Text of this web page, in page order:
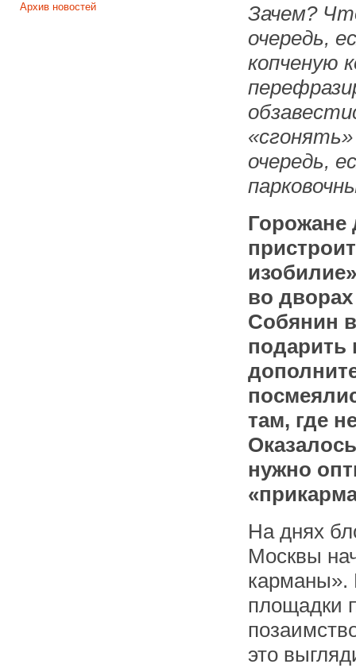
Архив новостей
Зачем?
очередь,
копченую
очередь,
Горожане
во
Собянин
подарить
там, где
нужно
На днях
Москвы
карманы».
площадки
это